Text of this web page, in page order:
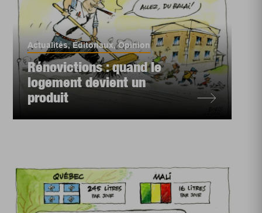
Actualités,Éditoriaux,Opinion
Rénovictions : quand le
logement devient un
produit